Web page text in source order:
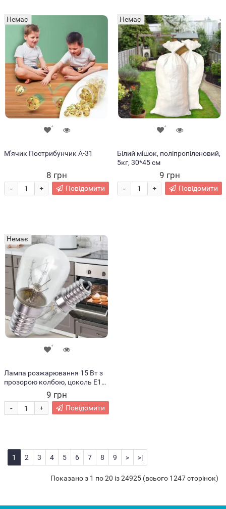
Немає
М'ячик Пострибунчик А-31
8 грн
+
- Повідомити
Немає
Білий мішок, поліпропіленовий,
5кг, 30*45 см
9 грн
+
- Повідомити
Немає
Лампа розжарювання 15 Вт з
прозорою колбою, цоколь E14,
тепле світло 2700K, 220V (ЖЯ)
9 грн
+
- Повідомити
1 2 3 4 5 6 7 8 9 > >|
Показано з 1 по 20 із 24925 (всього 1247 сторінок)